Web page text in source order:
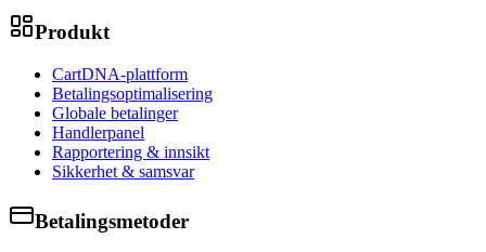
Produkt
CartDNA-plattform
Betalingsoptimalisering
Globale betalinger
Handlerpanel
Rapportering & innsikt
Sikkerhet & samsvar
Betalingsmetoder